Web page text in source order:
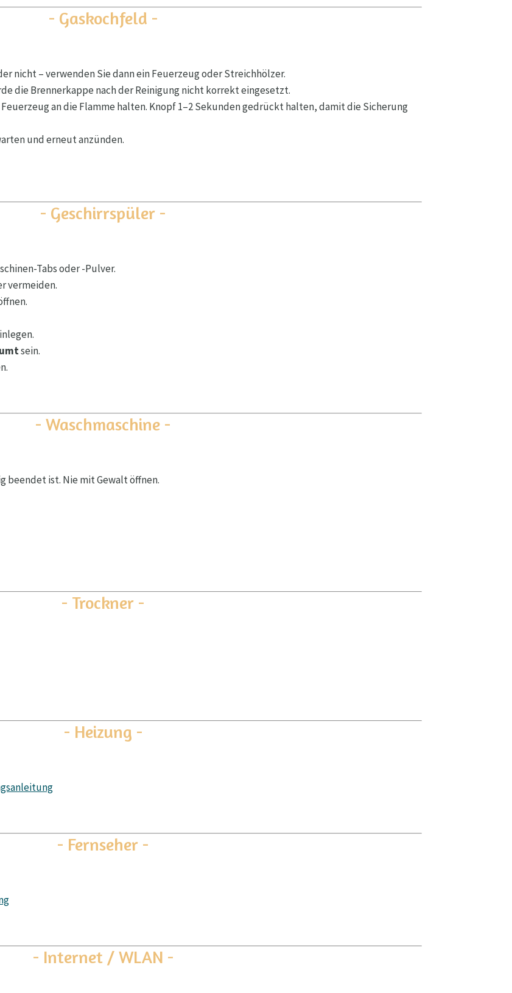
- Gaskochfeld -
nicht – verwenden Sie dann ein Feuerzeug oder Streichhölzer.
die Brennerkappe nach der Reinigung nicht korrekt eingesetzt.
an die Flamme halten. Knopf 1–2 Sekunden gedrückt halten, damit die Sicherung
und erneut anzünden.
- Geschirrspüler -
Tabs oder -Pulver.
vermeiden.
sein.
- Waschmaschine -
beendet ist. Nie mit Gewalt öffnen.
- Trockner -
- Heizung -
- Fernseher -
- Internet / WLAN -